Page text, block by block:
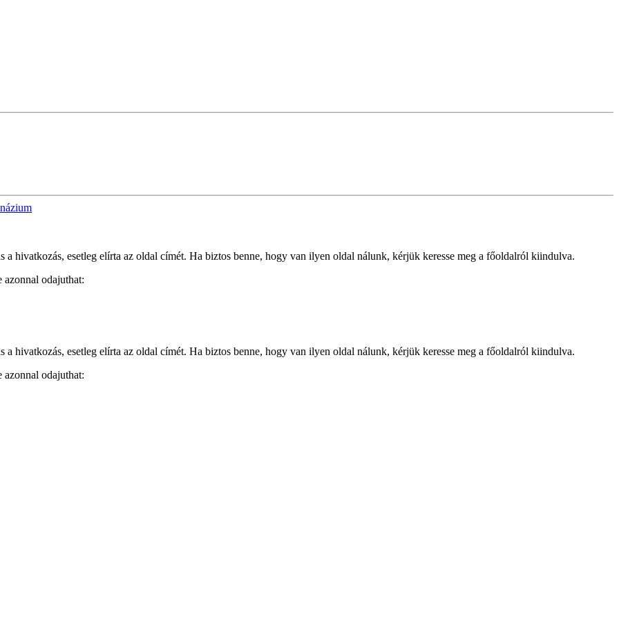
hivatkozás, esetleg elírta az oldal címét. Ha biztos benne, hogy van ilyen oldal nálunk, kérjük keresse meg a főoldalról kiindulva.
odajuthat:
hivatkozás, esetleg elírta az oldal címét. Ha biztos benne, hogy van ilyen oldal nálunk, kérjük keresse meg a főoldalról kiindulva.
odajuthat: